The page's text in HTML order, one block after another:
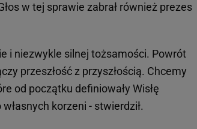
w tej sprawie zabrał również prezes
i niezwykle silnej tożsamości. Powrót
przeszłość z przyszłością. Chcemy
od początku definiowały Wisłę
korzeni - stwierdził.